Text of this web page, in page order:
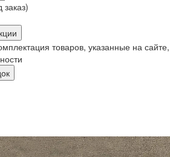
заказ)
товаров, указанные на сайте,